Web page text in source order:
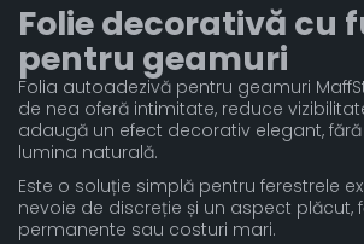
Folie decorativă cu
pentru geamuri
Folia autoadezivă pentru geamuri
de nea oferă intimitate, reduce
adaugă un efect decorativ elegant,
lumina naturală.
Este o soluție simplă pentru ferestrele
nevoie de discreție și un aspect plăcut,
permanente sau costuri mari.